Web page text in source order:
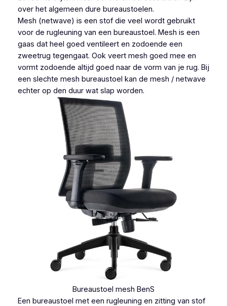
over het algemeen dure bureaustoelen.
Mesh (netwave) is een stof die veel wordt gebruikt
voor de rugleuning van een bureaustoel. Mesh is een
gaas dat heel goed ventileert en zodoende een
zweetrug tegengaat. Ook veert mesh goed mee en
vormt zodoende altijd goed naar de vorm van je rug. Bij
een slechte mesh bureaustoel kan de mesh / netwave
echter op den duur wat slap worden.
Bureaustoel mesh BenS
Een bureaustoel met een rugleuning en zitting van stof